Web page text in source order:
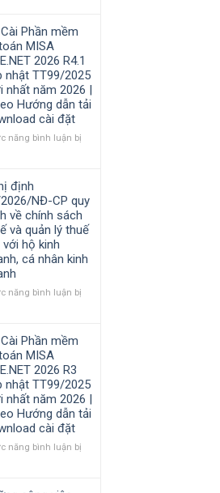
Phần mềm
MISA
2026 R4.1
nhật TT99/2025
nhất năm 2026 |
Hướng dẫn tải
cài đặt
năng bình luận bị
định
NĐ-CP quy
về chính sách
và quản lý thuế
hộ kinh
cá nhân kinh
năng bình luận bị
2026/NĐ-
Phần mềm
MISA
2026 R3
nhật TT99/2025
nhất năm 2026 |
Hướng dẫn tải
cài đặt
năng bình luận bị